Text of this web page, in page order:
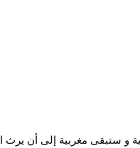
و ستبقى مغربية إلى أن يرث